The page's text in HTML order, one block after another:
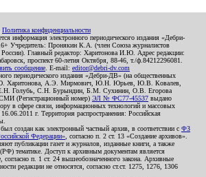
Политика конфиденциальности
информация электронного периодического издания «Дебри-
Учредитель: Пронякин К.А. (член Союза журналистов
России). Главный редактор: Харитонова И.Ю. Адрес редакции:
проспект 60-летия Октября, 88-46, т./ф.84212296081.
сообщение . E-mail: editor@debri-dv.com
периодического издания «Дебри-ДВ» (на общественных
Харитонова, А.Э. Мирмович, Ю.Н. Юрьев, Ю.В. Ковалев,
Голубь, С.Н. Бурындин, Б.М. Сухинин, О.В. Егорова
СМИ (Регистрационный номер) ЭЛ № ФС77-45537 выдано
в сфере связи, информационных технологий и массовых
г. Территория распространения: Российская
создан как электронный частный архив, в соответствии с ФЗ
Федерации» , согласно п. 2 ст. 13 «Создание архивов».
публикации газет и журналов, изданные книги, а также
тематике. Доступ к архивным документам является
п. 1 ст. 24 вышеобозначенного закона. Архивные
редакции не относятся, согласно ст.ст. 1275, 1276, 1306